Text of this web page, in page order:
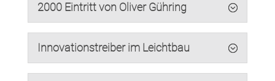
2000 Eintritt von Oliver Gühring
Innovationstreiber im Leichtbau